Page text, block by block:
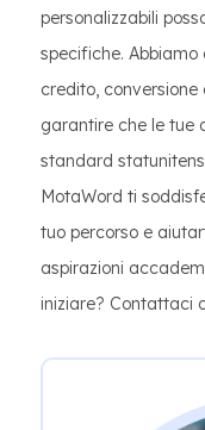
personalizzabili
specifiche. Abbiamo
credito,
garantire che le tue
standard
MotaWord ti
tuo percorso e
aspirazioni
iniziare? Contattaci